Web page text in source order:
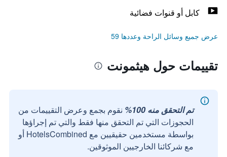
كابل أو قنوات فضائية
عرض جميع وسائل الراحة وعددها 59
تقييمات حول هيثمونت
تم التحقق منه 100%
نقوم بجمع وعرض التقييمات من
الحجوزات التي تم التحقق منها فقط والتي تم إجراؤها
بواسطة مستخدمين حقيقيين مع HotelsCombined أو
مع شركائنا الخارجيين الموثوقين.